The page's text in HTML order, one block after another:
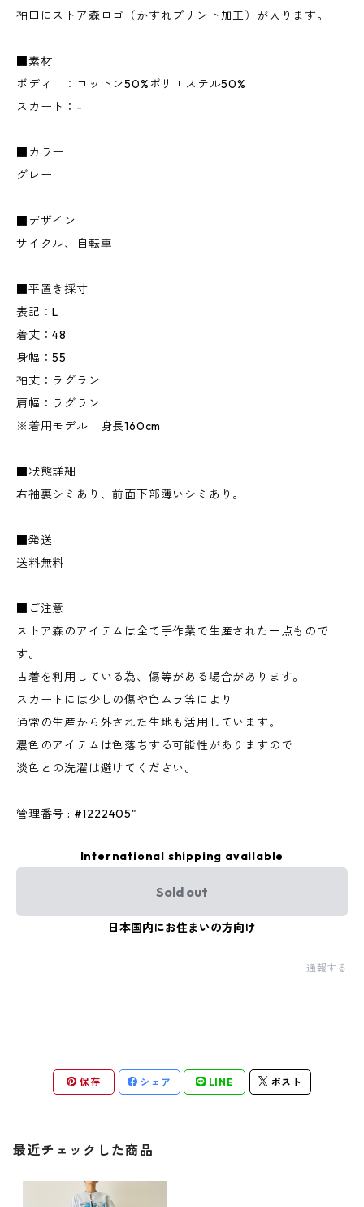
袖口にストア森ロゴ（かすれプリント加工）が入ります。
■素材
ボディ ：コットン50%ポリエステル50%
スカート：-
■カラー
グレー
■デザイン
サイクル、自転車
■平置き採寸
表記：L
着丈：48
身幅：55
袖丈：ラグラン
肩幅：ラグラン
※着用モデル 身長160cm
■状態詳細
右袖裏シミあり、前面下部薄いシミあり。
■発送
送料無料
■ご注意
ストア森のアイテムは全て手作業で生産された一点もので
す。
古着を利用している為、傷等がある場合があります。
スカートには少しの傷や色ムラ等により
通常の生産から外された生地も活用しています。
濃色のアイテムは色落ちする可能性がありますので
淡色との洗濯は避けてください。
管理番号 : #1222405"
International shipping available
Sold out
日本国内にお住まいの方向け
通報する
保存 シェア LINE ポスト
最近チェックした商品